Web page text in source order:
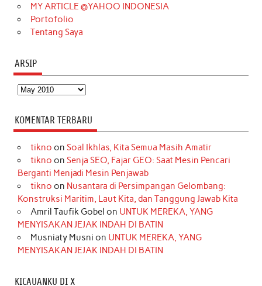
MY ARTICLE @YAHOO INDONESIA
Portofolio
Tentang Saya
ARSIP
Arsip
KOMENTAR TERBARU
tikno on Soal Ikhlas, Kita Semua Masih Amatir
tikno on Senja SEO, Fajar GEO: Saat Mesin Pencari
Berganti Menjadi Mesin Penjawab
tikno on Nusantara di Persimpangan Gelombang:
Konstruksi Maritim, Laut Kita, dan Tanggung Jawab Kita
Amril Taufik Gobel on UNTUK MEREKA, YANG
MENYISAKAN JEJAK INDAH DI BATIN
Musniaty Musni on UNTUK MEREKA, YANG
MENYISAKAN JEJAK INDAH DI BATIN
KICAUANKU DI X